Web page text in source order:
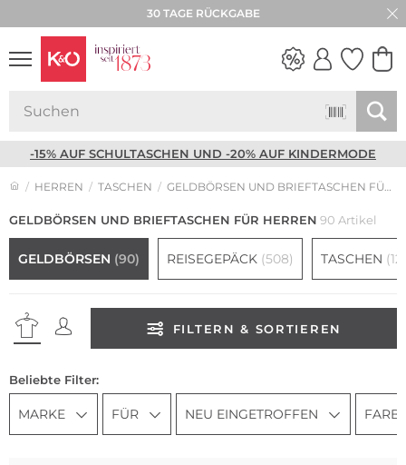
★★★★★ 4,8 / 5,0 STERNE
-15% AUF SCHULTASCHEN UND -20% AUF KINDERMODE
HERREN TASCHEN GELDBÖRSEN UND BRIEFTASCHEN FÜR HERREN
GELDBÖRSEN UND BRIEFTASCHEN FÜR HERREN 90 Artikel
GELDBÖRSEN (90) REISEGEPÄCK (508) TASCHEN
FILTERN & SORTIEREN
Beliebte Filter:
MARKE FÜR NEU EINGETROFFEN